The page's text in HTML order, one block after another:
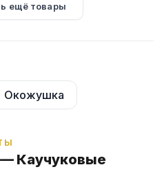
ещё товары
Окожушка
— Каучуковые